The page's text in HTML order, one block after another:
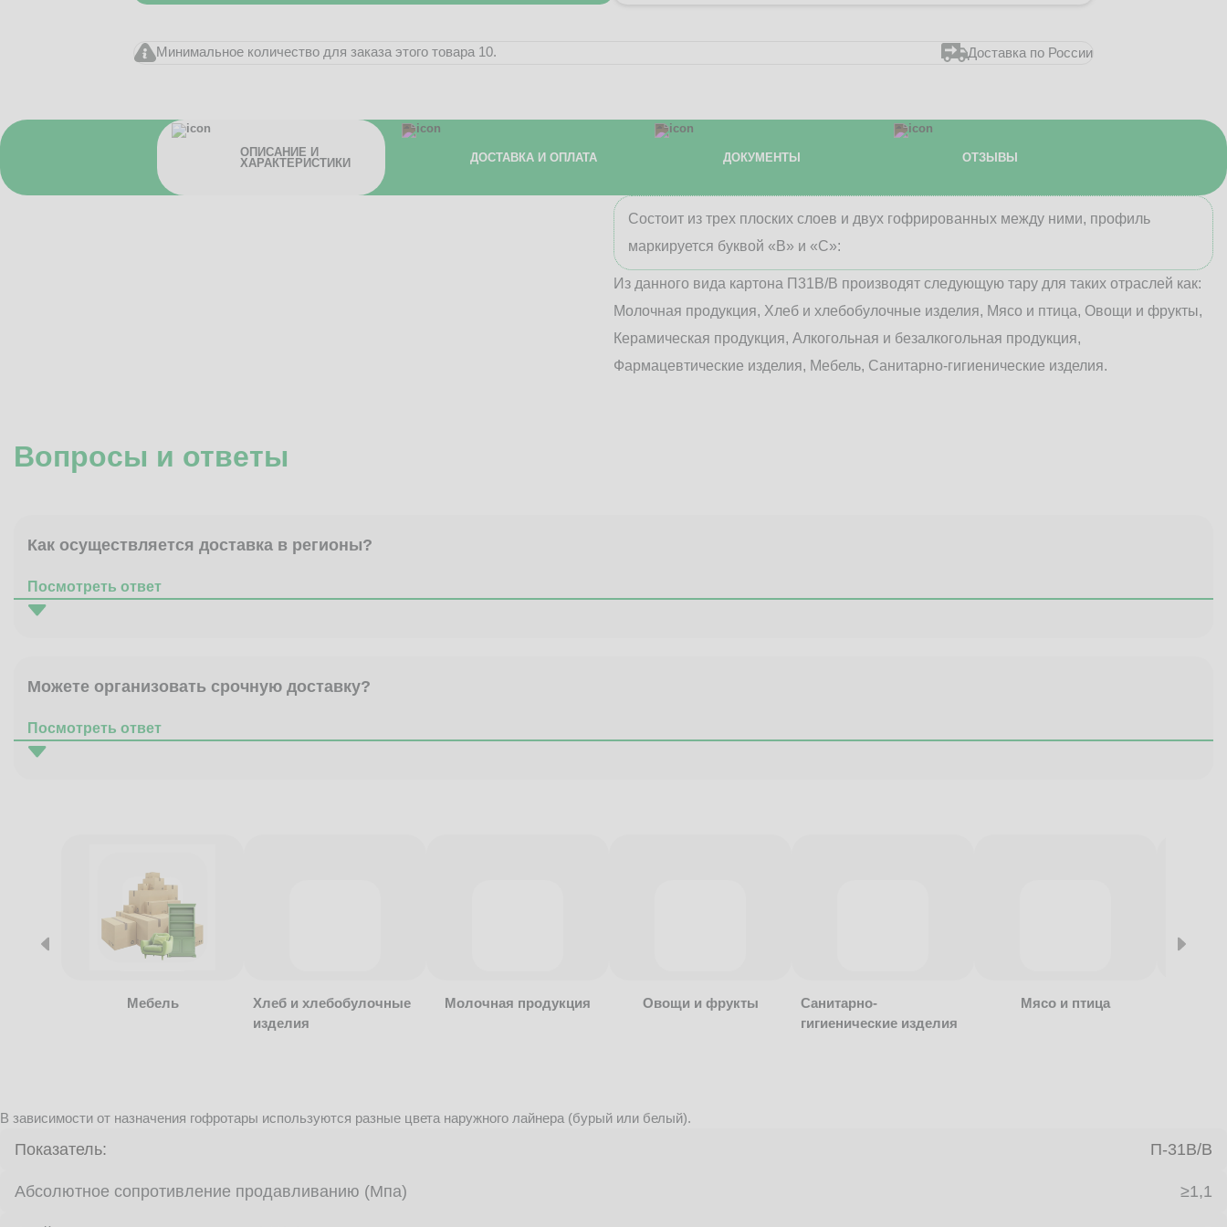
Минимальное количество для заказа этого товара 10. Доставка по России
ОПИСАНИЕ И
ХАРАКТЕРИСТИКИ
ДОСТАВКА И ОПЛАТА ДОКУМЕНТЫ ОТЗЫВЫ
Состоит из трех плоских слоев и двух гофрированных между ними, профиль
маркируется буквой «В» и «С»:
Из данного вида картона П31В/B производят следующую тару для таких отраслей как:
Молочная продукция, Хлеб и хлебобулочные изделия, Мясо и птица, Овощи и фрукты,
Керамическая продукция, Алкогольная и безалкогольная продукция,
Фармацевтические изделия, Мебель, Санитарно-гигиенические изделия.
Вопросы и ответы
Как осуществляется доставка в регионы?
Посмотреть ответ
Можете организовать срочную доставку?
Посмотреть ответ
Мебель
Хлеб и хлебобулочные
изделия
Молочная продукция Овощи и фрукты
Санитарно-
гигиенические изделия
Мясо и птица
В зависимости от назначения гофротары используются разные цвета наружного лайнера (бурый или белый).
Показатель: П-31В/B
Абсолютное сопротивление продавливанию (Мпа) ≥1,1